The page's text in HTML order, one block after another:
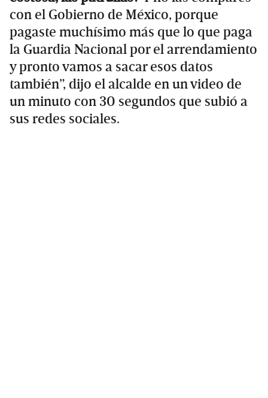
con el Gobierno de México, porque
pagaste muchísimo más que lo que paga
la Guardia Nacional por el arrendamiento
y pronto vamos a sacar esos datos
también”, dijo el alcalde en un video de
un minuto con 30 segundos que subió a
sus redes sociales.